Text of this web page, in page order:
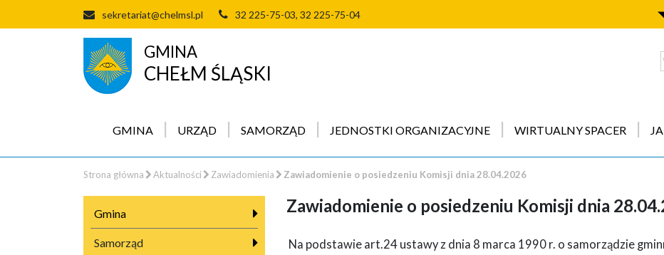
sekretariat@chelmsl.pl 32 225-75-03, 32 225-75-04
GMINA
CHEŁM ŚLĄSKI
GMINA URZĄD SAMORZĄD JEDNOSTKI ORGANIZACYJNE WIRTUALNY SPACER
Strona główna Aktualności Zawiadomienia Zawiadomienie o posiedzeniu Komisji dnia 28.04.2026
Gmina
Samorząd
Zawiadomienie o posiedzeniu Komisji dnia
Na podstawie art.24 ustawy z dnia 8 marca 1990 r. o samorządzie